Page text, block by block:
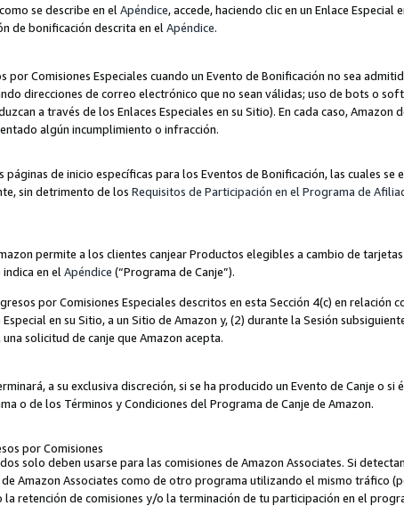
se describe en el Apéndice, accede, haciendo clic en un Enlace
de bonificación descrita en el Apéndice.
por Comisiones Especiales cuando un Evento de Bonificación no sea
direcciones de correo electrónico que no sean válidas; uso de bots o
a través de los Enlaces Especiales en su Sitio). En cada caso,
algún incumplimiento o infracción.
páginas de inicio específicas para los Eventos de Bonificación, las cuales
sin detrimento de los Requisitos de Participación en el Programa de
permite a los clientes canjear Productos elegibles a cambio de
en el Apéndice (“Programa de Canje”).
por Comisiones Especiales descritos en esta Sección 4(c) en relación
Especial en su Sitio, a un Sitio de Amazon y, (2) durante la Sesión
solicitud de canje que Amazon acepta.
a su exclusiva discreción, si se ha producido un Evento de Canje o
o de los Términos y Condiciones del Programa de Canje de Amazon.
por Comisiones
solo deben usarse para las comisiones de Amazon Associates. Si
Amazon Associates como de otro programa utilizando el mismo tráfico
retención de comisiones y/o la terminación de tu participación en el